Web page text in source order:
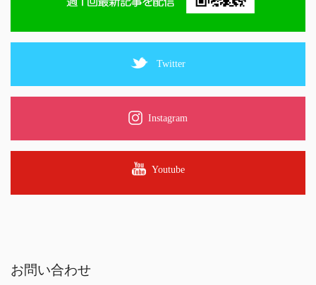
Twitter
Instagram
Youtube
お問い合わせ